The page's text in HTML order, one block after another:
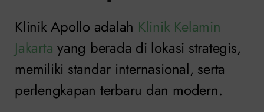
Klinik Apollo adalah Klinik Kelamin
Jakarta yang berada di lokasi strategis,
memiliki standar internasional, serta
perlengkapan terbaru dan modern.